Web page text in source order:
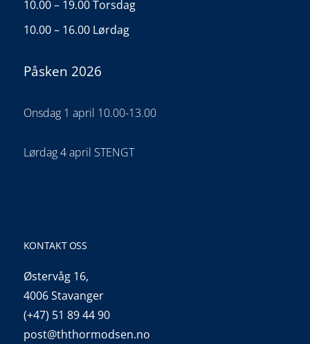
10.00 – 19.00 Torsdag
10.00 – 16.00 Lørdag
Påsken 2026
Onsdag 1 april 10.00-13.00
Lørdag 4 april STENGT
KONTAKT OSS
Østervåg 16,
4006 Stavanger
(+47) 51 89 44 90
post@ththormodsen.no